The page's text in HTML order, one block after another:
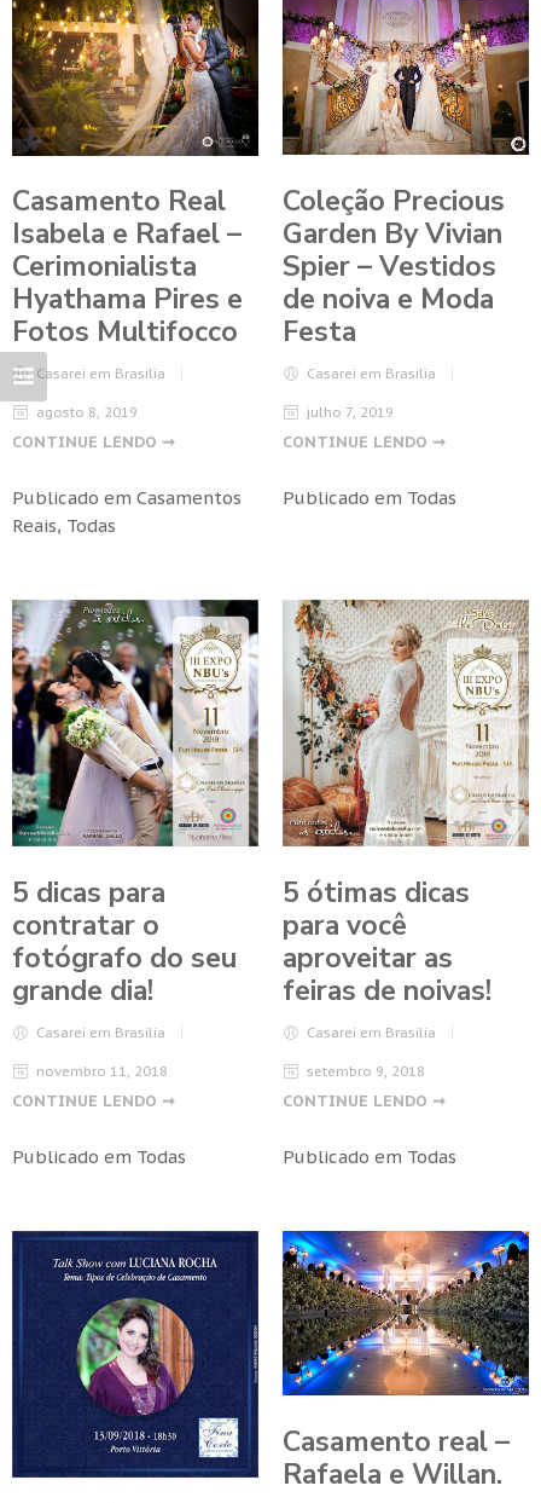
Casamento Real
Isabela e Rafael –
Cerimonialista
Hyathama Pires e
Fotos Multifocco
Casarei em Brasilia
agosto 8, 2019
CONTINUE LENDO ➞
Publicado em Casamentos
Reais, Todas
Coleção Precious
Garden By Vivian
Spier – Vestidos
de noiva e Moda
Festa
Casarei em Brasilia
julho 7, 2019
CONTINUE LENDO ➞
Publicado em Todas
5 dicas para
contratar o
fotógrafo do seu
grande dia!
Casarei em Brasilia
novembro 11, 2018
CONTINUE LENDO ➞
Publicado em Todas
5 ótimas dicas
para você
aproveitar as
feiras de noivas!
Casarei em Brasilia
setembro 9, 2018
CONTINUE LENDO ➞
Publicado em Todas
Casamento real –
Rafaela e Willan.